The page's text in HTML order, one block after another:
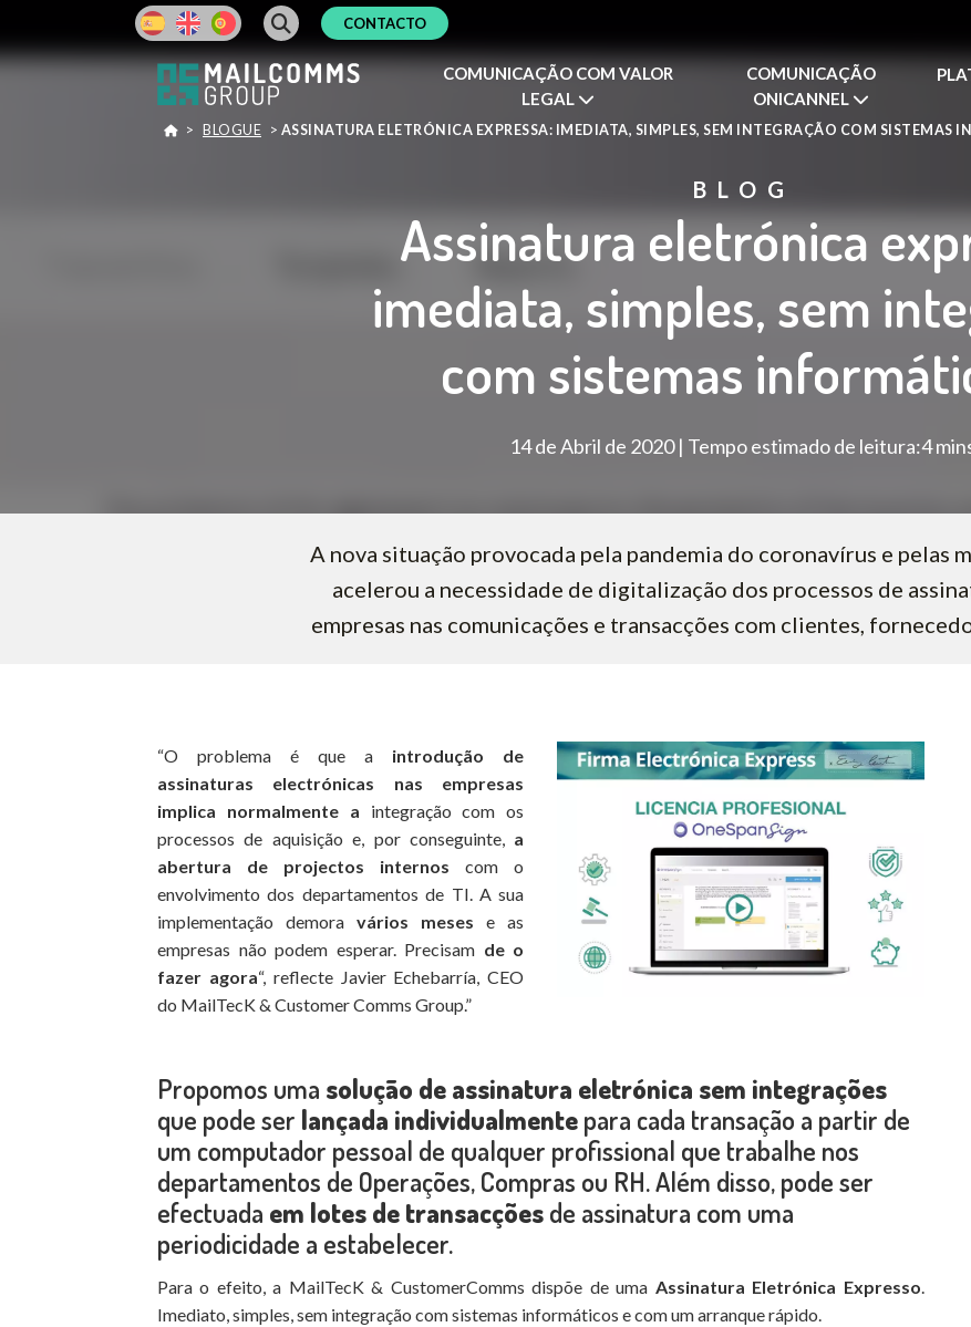
CONTACTO
COMUNICAÇÃO COM VALOR
LEGAL
COMUNICAÇÃO
ONICANNEL
> BLOGUE > ASSINATURA ELETRÓNICA EXPRESSA: IMEDIATA, SIMPLES, SEM INTEGRAÇÃO COM SISTEMAS
BLOG
Assinatura eletrónica
imediata, simples, sem
com sistemas
14 de Abril de 2020 | Tempo estimado de leitura:4
A nova situação provocada pela pandemia do coronavírus e pelas
acelerou a necessidade de digitalização dos processos de
empresas nas comunicações e transacções com clientes,
“O problema é que a introdução de
assinaturas electrónicas nas empresas
implica normalmente a integração com os
processos de aquisição e, por conseguinte, a
abertura de projectos internos com o
envolvimento dos departamentos de TI. A sua
implementação demoravários mesese as
empresas não podem esperar. Precisam de o
fazer agora“, reflecte Javier Echebarría, CEO
do MailTecK & Customer Comms Group.”
Propomos uma solução de assinatura eletrónica sem integrações
que pode ser lançada individualmentepara cada transação a partir de
um computador pessoal de qualquer profissional que trabalhe nos
departamentos de Operações, Compras ou RH. Além disso, pode ser
efectuada em lotes de transacçõesde assinatura com uma
periodicidade a estabelecer.
Para o efeito, a MailTecK & CustomerComms dispõe de uma Assinatura Eletrónica Expresso.
Imediato, simples, sem integração com sistemas informáticos e com um arranque rápido.